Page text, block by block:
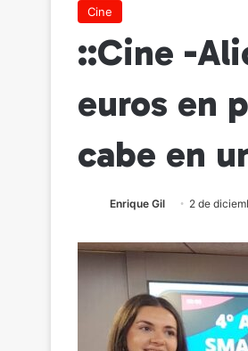
Cine
::Cine -
euros en
cabe en
Enrique Gil 2 de